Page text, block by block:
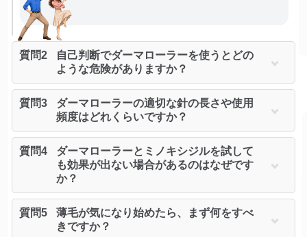
質問2
自己判断でダーマローラーを使うとどの
ような危険がありますか？
質問3
ダーマローラーの適切な針の長さや使用
頻度はどれくらいですか？
質問4
ダーマローラーとミノキシジルを試して
も効果が出ない場合があるのはなぜです
か？
質問5
薄毛が気になり始めたら、まず何をすべ
きですか？